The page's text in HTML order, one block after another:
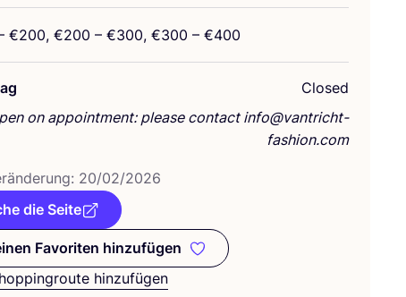
€200, €200 – €300, €300 – €400
Closed
on appointment: please contact info@vantricht-
fashion.com
20/02/2026
die Seite
Favoriten hinzufügen
Zu meinen Favoriten hinzufügen
hinzufügen